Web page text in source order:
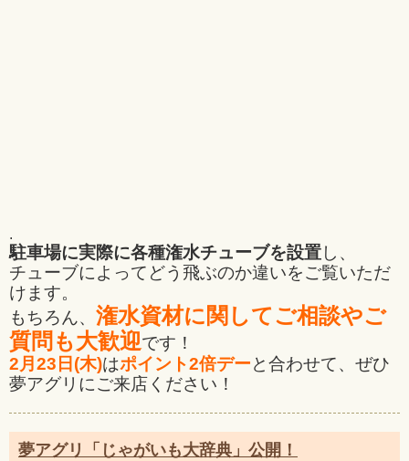
.
駐車場に実際に各種潅水チューブを設置し、
チューブによってどう飛ぶのか違いをご覧いただ
けます。
もちろん、 潅水資材に関してご相談やご
質問も大歓迎です！
2月23日(木)はポイント2倍デーと合わせて、ぜひ
夢アグリにご来店ください！
夢アグリ「じゃがいも大辞典」公開！